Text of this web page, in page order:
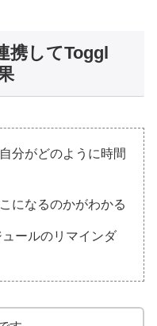
携してToggl
分がどのように時間
になるのかがわかる
ールのリマインダ